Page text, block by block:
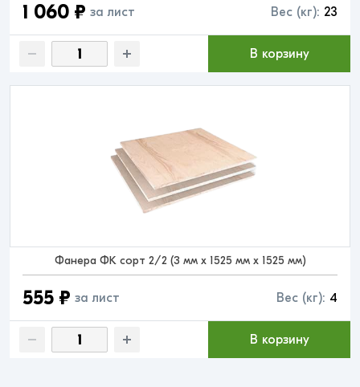
1 060 ₽ за лист Вес (кг): 23
В корзину
Фанера ФК сорт 2/2 (3 мм x 1525 мм x 1525 мм)
555 ₽ за лист Вес (кг): 4
В корзину